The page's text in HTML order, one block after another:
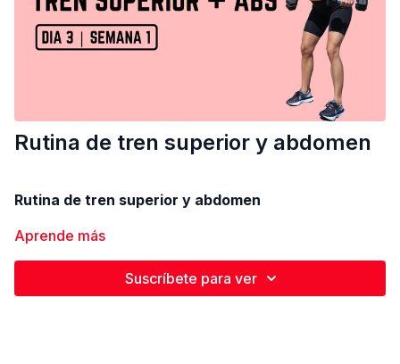
Rutina de tren superior y abdomen
Rutina de tren superior y abdomen
Calentamiento general aprox 6:30 minutos |
Estiramiento final aprox 3:30 min | Duración de rutina
Aprende más
Suscríbete para ver